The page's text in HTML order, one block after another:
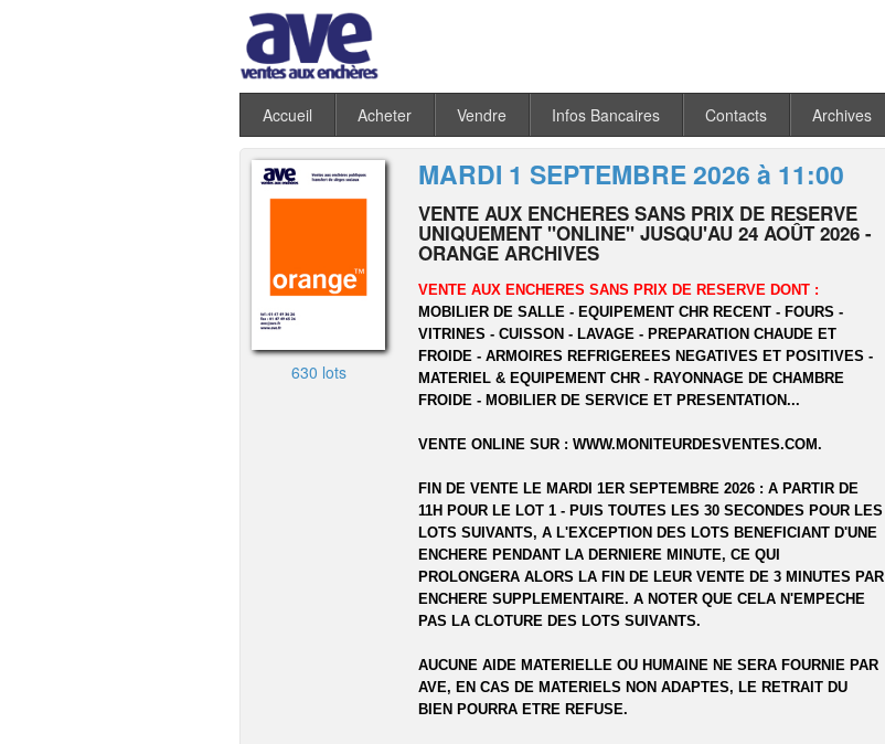
Accueil Acheter Vendre Infos Bancaires Contacts Archives
630 lots
MARDI 1 SEPTEMBRE 2026 à 11:00
VENTE AUX ENCHERES SANS PRIX DE RESERVE
UNIQUEMENT "ONLINE" JUSQU'AU 24 AOÛT 2026 -
ORANGE ARCHIVES
VENTE AUX ENCHERES SANS PRIX DE RESERVE DONT :
MOBILIER DE SALLE - EQUIPEMENT CHR RECENT - FOURS -
VITRINES - CUISSON - LAVAGE - PREPARATION CHAUDE ET
FROIDE - ARMOIRES REFRIGEREES NEGATIVES ET POSITIVES -
MATERIEL & EQUIPEMENT CHR - RAYONNAGE DE CHAMBRE
FROIDE - MOBILIER DE SERVICE ET PRESENTATION...
VENTE ONLINE SUR :WWW.MONITEURDESVENTES.COM.
FIN DE VENTE LE MARDI 1ER SEPTEMBRE 2026 : A PARTIR DE
11H POUR LE LOT 1 - PUIS TOUTES LES 30 SECONDES POUR LES
LOTS SUIVANTS, A L'EXCEPTION DES LOTS BENEFICIANT D'UNE
ENCHERE PENDANT LA DERNIERE MINUTE, CE QUI
PROLONGERA ALORS LA FIN DE LEUR VENTE DE 3 MINUTES PAR
ENCHERE SUPPLEMENTAIRE. A NOTER QUE CELA N'EMPECHE
PAS LA CLOTURE DES LOTS SUIVANTS.
AUCUNE AIDE MATERIELLE OU HUMAINE NE SERA FOURNIE PAR
AVE, EN CAS DE MATERIELS NON ADAPTES, LE RETRAIT DU
BIEN POURRA ETRE REFUSE.